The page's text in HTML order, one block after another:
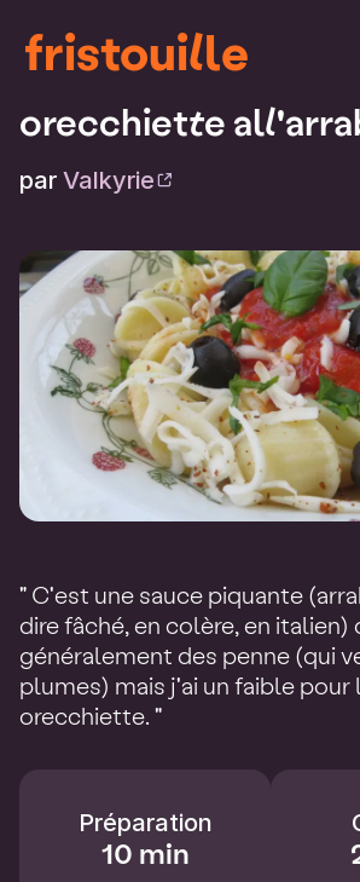
fristouille
orecchiette
par Valkyrie
" C'est une sauce piquante
dire fâché, en colère, en
généralement des penne (qui
plumes) mais j'ai un faible pour
orecchiette. "
Préparation
10 min